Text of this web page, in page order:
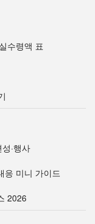
수령액 표
·행사
응 미니 가이드
2026